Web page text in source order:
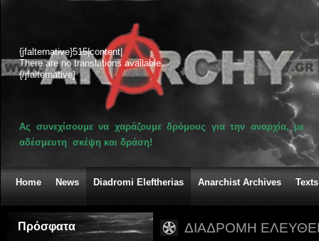
{jfalternative}515|content|
There are no translations available.
{/jfalternative}
Ας συνεχίσουμε να χαράζουμε δρόμους για την αναρχία, με
αδέσμευτη σκέψη και δράση!
Home News Diadromi Eleftherias Anarchist Archives Texts
Πρόσφατα ΔΙΑΔΡΟΜΗ